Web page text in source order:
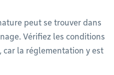
peut se trouver dans
Vérifiez les conditions
car la réglementation y est